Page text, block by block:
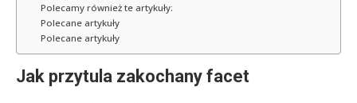
Polecamy również te artykuły:
Polecane artykuły
Polecane artykuły
Jak przytula zakochany facet